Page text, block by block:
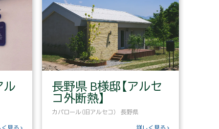
ル 長野県 B様邸【アルセ
コ外断熱】
カパロール（旧アルセコ）
長野県